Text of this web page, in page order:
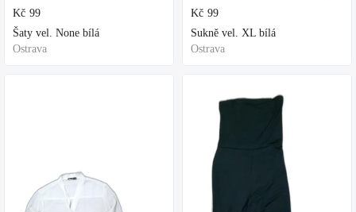
Kč 99
Šaty vel. None bílá
Ostrava
Kč 99
Sukně vel. XL bílá
Ostrava